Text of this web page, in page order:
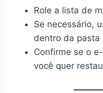
Role a lista de
Se necessário,
dentro da pasta
Confirme se o
você quer